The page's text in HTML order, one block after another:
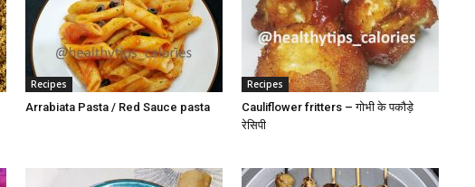
Recipes
Arrabiata Pasta / Red Sauce pasta
Recipes
Cauliflower fritters – गोभी के पकौड़े
रेसिपी